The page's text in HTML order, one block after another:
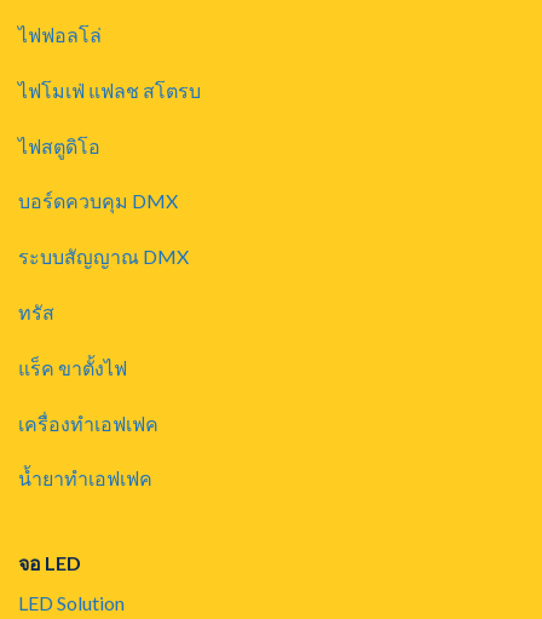
ไฟฟอลโล่
ไฟโมเฟ่ แฟลช สโตรบ
ไฟสตูดิโอ
บอร์ดควบคุม DMX
ระบบสัญญาณ DMX
ทรัส
แร็ค ขาตั้งไฟ
เครื่องทำเอฟเฟค
น้ำยาทำเอฟเฟค
จอ LED
LED Solution